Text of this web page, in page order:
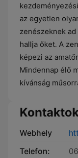
az egyetlen
zenészeknek
hallja őket. A
képezi az
Mindennap élő
kívánság
Webhely
Telefon: